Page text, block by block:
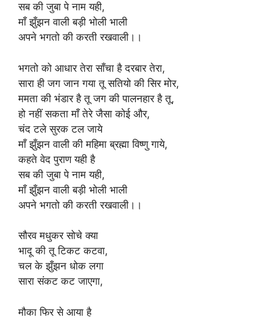
सब की जुबा पे नाम यही,
माँ झुँझन वाली बड़ी भोली भाली
अपने भगतो की करती रखवाली।।
भगतो को आधार तेरा साँचा है दरबार तेरा,
सारा ही जग जान गया तू सतियो की सिर मोर,
ममता की भंडार है तू जग की पालनहार है तू,
हो नहीं सकता माँ तेरे जैसा कोई और,
चंद टले सुरक टल जाये
माँ झुँझन वाली की महिमा ब्रह्मा विष्णु गाये,
कहते वेद पुराण यही है
सब की जुबा पे नाम यही,
माँ झुँझन वाली बड़ी भोली भाली
अपने भगतो की करती रखवाली।।
सौरव मधुकर सोचे क्या
भादू की तू टिकट कटवा,
चल के झुँझन धोक लगा
सारा संकट कट जाएगा,
मौका फिर से आया है